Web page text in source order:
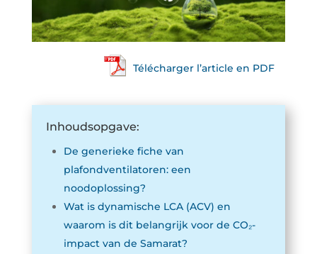
Télécharger l’article en PDF
Inhoudsopgave:
De generieke fiche van
plafondventilatoren: een
noodoplossing?
Wat is dynamische LCA (ACV) en
waarom is dit belangrijk voor de CO₂-
impact van de Samarat?